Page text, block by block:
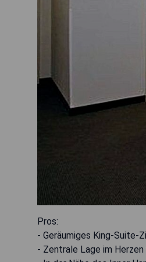
Pros:
- Geräumiges King-Suite-
- Zentrale Lage im